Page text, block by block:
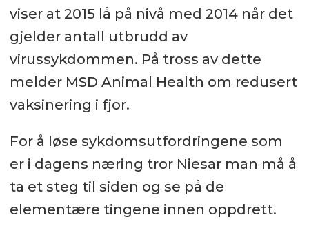
viser at 2015 lå på nivå med 2014 når det
gjelder antall utbrudd av
virussykdommen. På tross av dette
melder MSD Animal Health om redusert
vaksinering i fjor.
For å løse sykdomsutfordringene som
er i dagens næring tror Niesar man må å
ta et steg til siden og se på de
elementære tingene innen oppdrett.